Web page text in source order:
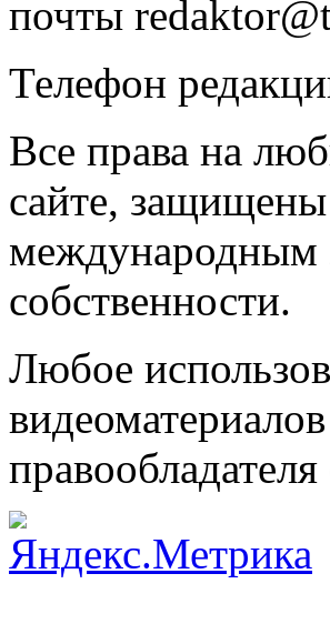
почты
Телефон
Все права на
сайте, защищены
международным
собственности.
Любое